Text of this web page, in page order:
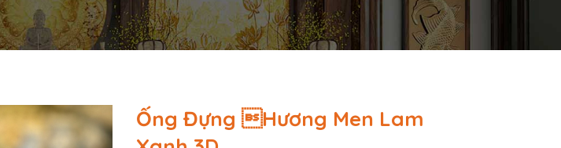
Ống Đựng Hương Men Lam